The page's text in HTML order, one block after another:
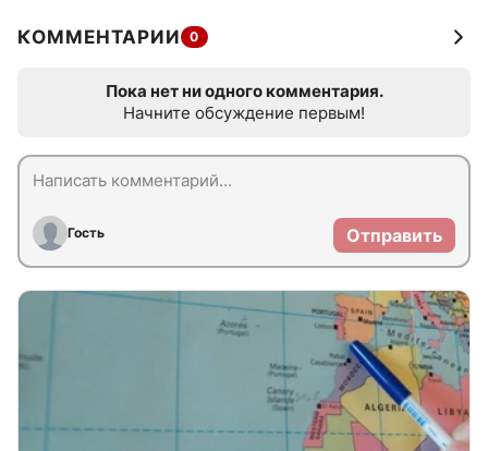
КОММЕНТАРИИ 0
Пока нет ни одного комментария.
Начните обсуждение первым!
Гость Отправить